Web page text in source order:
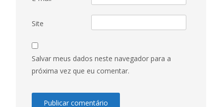
Site
Salvar meus dados neste navegador para a
próxima vez que eu comentar.